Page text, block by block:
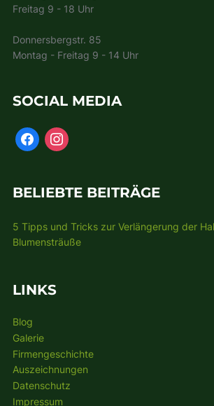
Freitag 9 - 18 Uhr
Donnersbergstr. 85
Montag - Freitag 9 - 14 Uhr
SOCIAL MEDIA
BELIEBTE BEITRÄGE
5 Tipps und Tricks zur Verlängerung der
Blumensträuße
LINKS
Blog
Galerie
Firmengeschichte
Auszeichnungen
Datenschutz
Impressum